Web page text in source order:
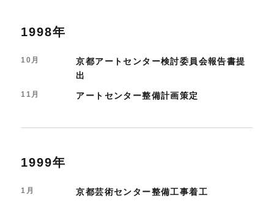
1998年
10月
京都アートセンター検討委員会報告書提
出
11月 アートセンター整備計画策定
1999年
1月 京都芸術センター整備工事着工